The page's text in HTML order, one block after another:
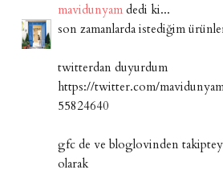
mavidunyamdedi ki...
son zamanlarda istediğim
twitterdan duyurdum
https://twitter.com/
55824640
gfc de ve bloglovinden
olarak